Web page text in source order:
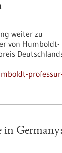
weiter zu
von Humboldt-
in Germany: